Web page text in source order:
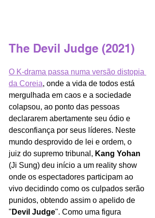
The Devil Judge (2021)
O K-drama passa numa versão distopia
da Coreia, onde a vida de todos está
mergulhada em caos e a sociedade
colapsou, ao ponto das pessoas
declararem abertamente seu ódio e
desconfiança por seus líderes. Neste
mundo desprovido de lei e ordem, o
juiz do supremo tribunal, Kang Yohan
(Ji Sung) deu início a um reality show
onde os espectadores participam ao
vivo decidindo como os culpados serão
punidos, obtendo assim o apelido de
" Devil Judge". Como uma figura